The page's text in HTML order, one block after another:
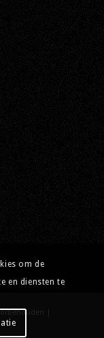
|
om de
en diensten te